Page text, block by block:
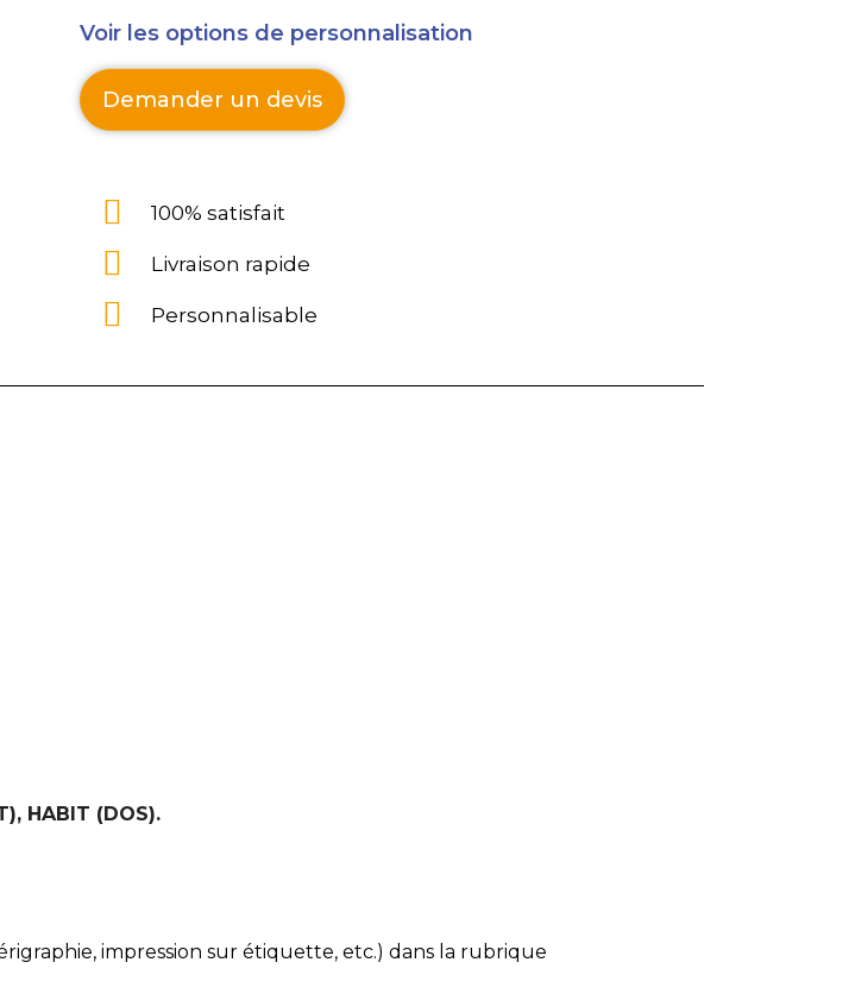
Voir les options de personnalisation
Demander un devis
100% satisfait
Livraison rapide
Personnalisable
HABIT (DOS).
impression sur étiquette, etc.) dans la rubrique